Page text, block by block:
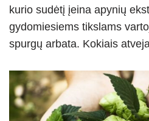
kurio sudėtį įeina apynių
gydomiesiems tikslams
spurgų arbata. Kokiais